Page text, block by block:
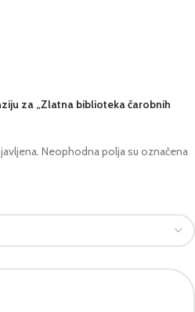
za „Zlatna biblioteka čarobnih
Neophodna polja su označena